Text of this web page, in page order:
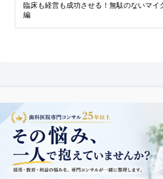
臨床も経営も成功させる！無駄のないマ
編